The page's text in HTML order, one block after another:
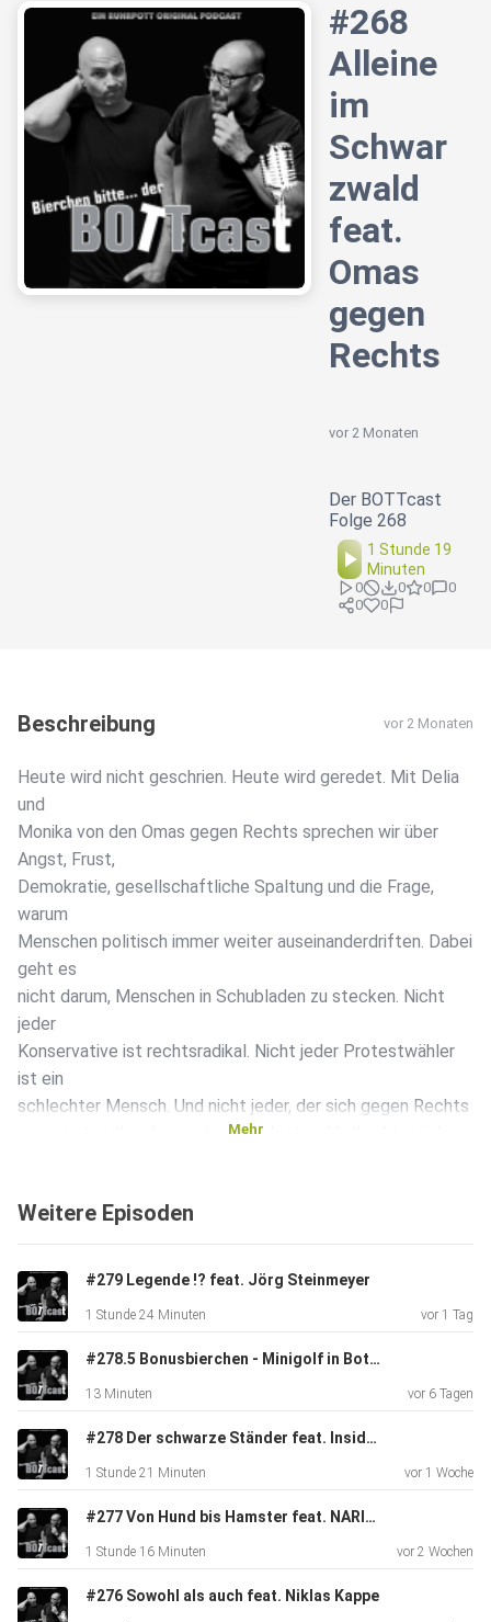
#268
Alleine
im
Schwar
zwald
feat.
Omas
gegen
Rechts
vor 2 Monaten
Der BOTTcast
Folge 268
1 Stunde 19
Minuten
0 0 0
0
0
0
Beschreibung vor 2 Monaten
Heute wird nicht geschrien. Heute wird geredet. Mit Delia
und
Monika von den Omas gegen Rechts sprechen wir über
Angst, Frust,
Demokratie, gesellschaftliche Spaltung und die Frage,
warum
Menschen politisch immer weiter auseinanderdriften. Dabei
geht es
nicht darum, Menschen in Schubladen zu stecken. Nicht
jeder
Konservative ist rechtsradikal. Nicht jeder Protestwähler
ist ein
schlechter Mensch. Und nicht jeder, der sich gegen Rechts
engagiert, will anderen etwas verbieten. Vielleicht würden
zuzuhören
Lagerdenken.
Mehr
Weitere Episoden
#279 Legende !? feat. Jörg Steinmeyer
1 Stunde 24 Minuten vor 1 Tag
#278.5 Bonusbierchen - Minigolf in Bottrop
13 Minuten vor 6 Tagen
#278 Der schwarze Ständer feat. Inside Schalke
1 Stunde 21 Minuten vor 1 Woche
#277 Von Hund bis Hamster feat. NARIEL Tierbestattungen
1 Stunde 16 Minuten vor 2 Wochen
#276 Sowohl als auch feat. Niklas Kappe